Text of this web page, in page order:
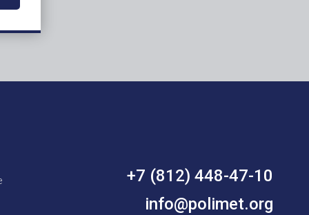
+7 (812) 448-47-10
info@polimet.org